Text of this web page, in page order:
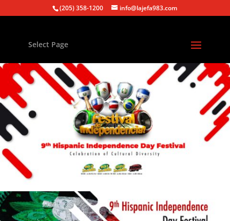
(205) 358-1200 info@lajefa983.com
Select Page